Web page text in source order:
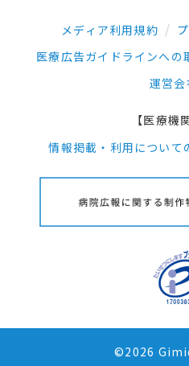
メディア利用規約
医療広告ガイドラインへの
運営会
【医療機
情報掲載・利用について
©2026